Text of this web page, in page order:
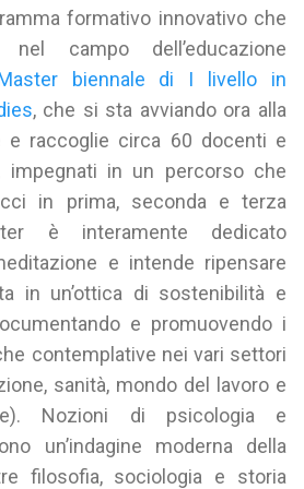
formativo innovativo che
campo dell’educazione
biennale di I livello in
, che si sta avviando ora alla
e raccoglie circa 60 docenti e
impegnati in un percorso che
in prima, seconda e terza
è interamente dedicato
e intende ripensare
in un’ottica di sostenibilità e
e promuovendo i
contemplative nei vari settori
sanità, mondo del lavoro e
Nozioni di psicologia e
un’indagine moderna della
filosofia, sociologia e storia